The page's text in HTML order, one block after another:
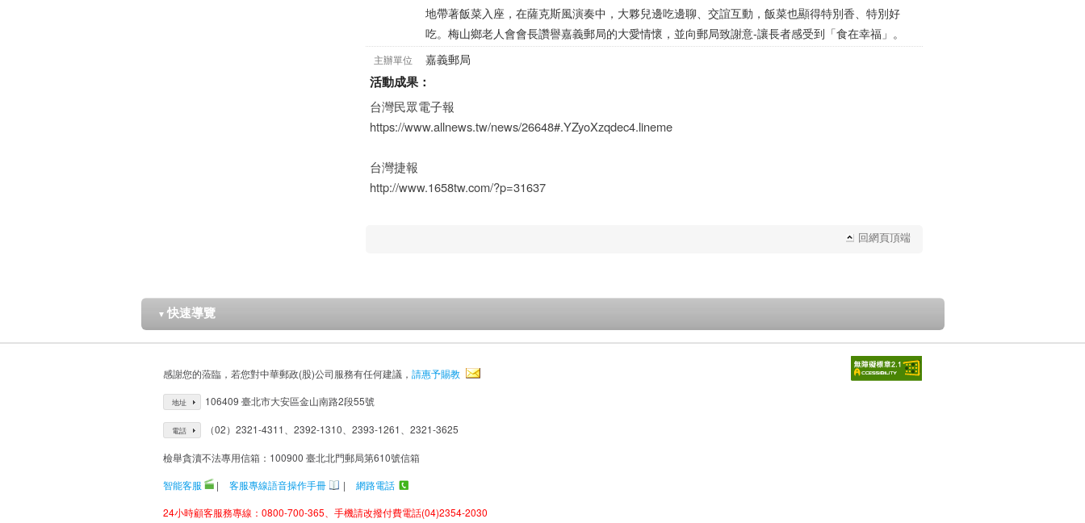
地帶著飯菜入座，在薩克斯風演奏中，大夥兒邊吃邊聊、交誼互動，飯菜也顯得特別香、特別好
吃。梅山鄉老人會會長讚譽嘉義郵局的大愛情懷，並向郵局致謝意-讓長者感受到「食在幸福」。
主辦單位 嘉義郵局
活動成果：
台灣民眾電子報
https://www.allnews.tw/news/26648#.YZyoXzqdec4.lineme
台灣捷報
http://www.1658tw.com/?p=31637
回網頁頂端
▼ 快速導覽
感謝您的蒞臨，若您對中華郵政(股)公司服務有任何建議， 請惠予賜教
地址 106409 臺北市大安區金山南路2段55號
電話 （02）2321-4311、2392-1310、2393-1261、2321-3625
檢舉貪瀆不法專用信箱：100900 臺北北門郵局第610號信箱
智能客服
| 客服專線語音操作手冊 |
網路電話
24小時顧客服務專線：0800-700-365、手機請改撥付費電話(04)2354-2030